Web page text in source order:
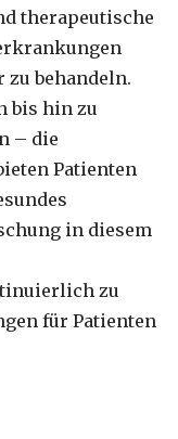
therapeutische
behandeln.
bis hin zu
– die
Patienten
in diesem
zu
für Patienten